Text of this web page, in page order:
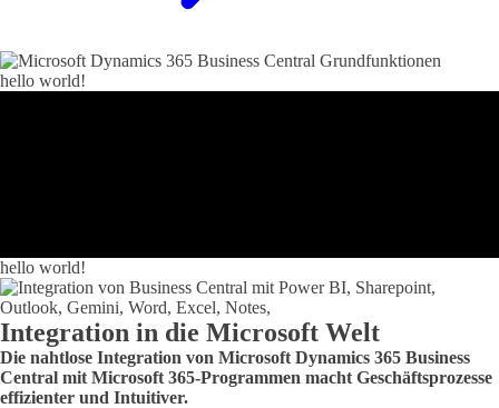
hello world!
hello world!
Integration in die Microsoft Welt
Die nahtlose Integration von Microsoft Dynamics 365 Business
Central mit Microsoft 365-Programmen macht Geschäftsprozesse
effizienter und Intuitiver.